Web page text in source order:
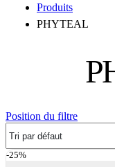
Produits
PHYTEAL
Position du filtre
-25%